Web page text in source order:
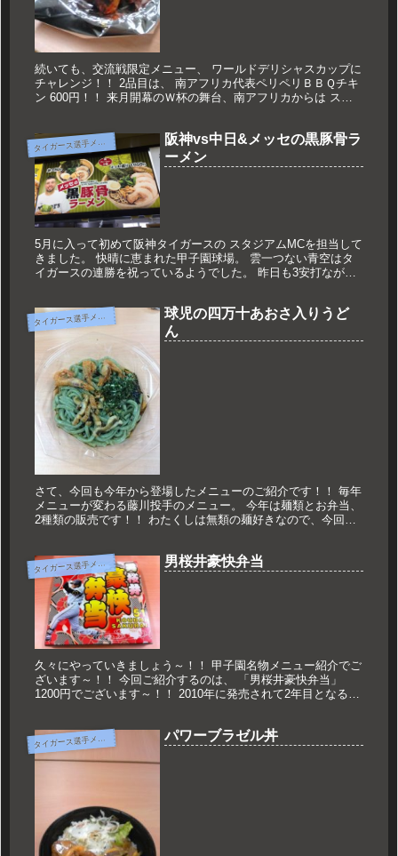
続いても、交流戦限定メニュー、 ワールドデリシャスカップに
チャレンジ！！ 2品目は、 南アフリカ代表ペリペリＢＢＱチキ
ン 600円！！ 来月開幕のＷ杯の舞台、南アフリカからは スパ
タ
イガース選手メニュー
阪神vs中日&メッセの黒豚骨ラ
ーメン
5月に入って初めて阪神タイガースの スタジアムMCを担当して
きました。 快晴に恵まれた甲子園球場。 雲一つない青空はタ
イガースの連勝を祝っているようでした。 昨日も3安打ながら
タ
イガース選手メニュー
球児の四万十あおさ入りうど
ん
さて、今回も今年から登場したメニューのご紹介です！！ 毎年
メニューが変わる藤川投手のメニュー。 今年は麺類とお弁当、
2種類の販売です！！ わたくしは無類の麺好きなので、今回
タ
イガース選手メニュー 男桜井豪快弁当
久々にやっていきましょう～！！ 甲子園名物メニュー紹介でご
ざいます～！！ 今回ご紹介するのは、 「男桜井豪快弁当」
1200円でございます～！！ 2010年に発売されて2年目となるお
タ
イガース選手メニュー パワーブラゼル丼